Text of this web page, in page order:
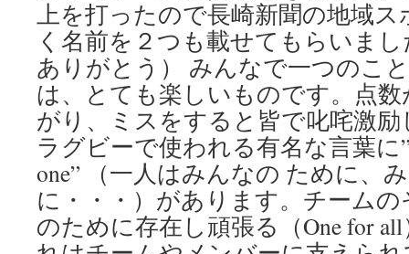
上を打ったので長崎新聞の地域
く名前を２つも載せてもらいま
ありがとう） みんなで一つのこ
は、とても楽しいものです。点
がり、ミスをすると皆で叱咤激
ラグビーで使われる有名な言葉に
one” （一人はみんなの ために、
に・・・）があります。チーム
のために存在し頑張る（One for